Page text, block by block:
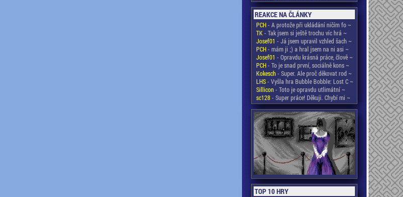
REAKCE NA ČLÁNKY
PCH- A protože při ukládání ničím fo ~
TK- Tak jsem si ještě trochu víc hrá ~
Josef01 - Já jsem upravil vzhled šach ~
PCH- mám ji ;) a hral jsem na ni asi ~
Josef01 - Opravdu krásná práce, člově ~
PCH- To je snad první, sociálně kons ~
Kokesch- Super. Ale proč děkovat rod ~
LHS- Vyšla hra Bubble Bobble: Lost C ~
Sillicon- Toto je opravdu utlimátní ~
sc128- Super práce! Děkuji. Chybí mi ~
TOP 10 HRY